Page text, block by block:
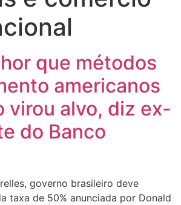
que métodos
americanos
virou alvo, diz ex-
do Banco
governo brasileiro deve
taxa de 50% anunciada por Donald